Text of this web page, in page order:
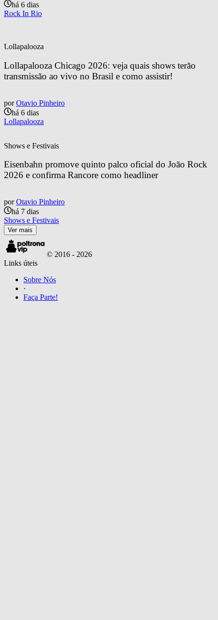
há 6 dias
Rock In Rio
Lollapalooza
Lollapalooza Chicago 2026: veja quais shows terão
transmissão ao vivo no Brasil e como assistir!
por Otavio Pinheiro
há 6 dias
Lollapalooza
Shows e Festivais
Eisenbahn promove quinto palco oficial do João Rock
2026 e confirma Rancore como headliner
por Otavio Pinheiro
há 7 dias
Shows e Festivais
Ver mais
© 2016 - 2026
Links úteis
Sobre Nós
·
Faça Parte!